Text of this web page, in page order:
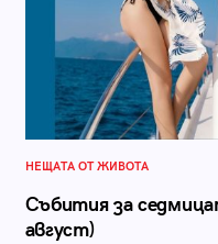
НЕЩАТА ОТ ЖИВОТА
Събития за
август)